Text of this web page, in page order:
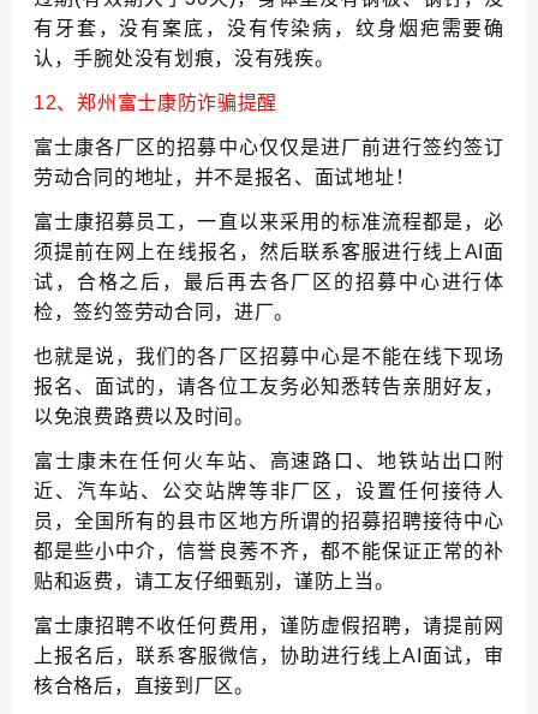
有牙套，没有案底，没有传染病，纹身烟疤需要确
认，手腕处没有划痕，没有残疾。
12、郑州富士康防诈骗提醒
富士康各厂区的招募中心仅仅是进厂前进行签约签订
劳动合同的地址，并不是报名、面试地址！
富士康招募员工，一直以来采用的标准流程都是，必
须提前在网上在线报名，然后联系客服进行线上AI面
试，合格之后，最后再去各厂区的招募中心进行体
检，签约签劳动合同，进厂。
也就是说，我们的各厂区招募中心是不能在线下现场
报名、面试的，请各位工友务必知悉转告亲朋好友，
以免浪费路费以及时间。
富士康未在任何火车站、高速路口、地铁站出口附
近、汽车站、公交站牌等非厂区，设置任何接待人
员，全国所有的县市区地方所谓的招募招聘接待中心
都是些小中介，信誉良莠不齐，都不能保证正常的补
贴和返费，请工友仔细甄别，谨防上当。
富士康招聘不收任何费用，谨防虚假招聘，请提前网
上报名后，联系客服微信，协助进行线上AI面试，审
核合格后，直接到厂区。